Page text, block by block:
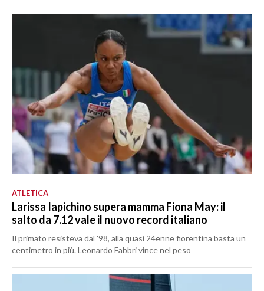
ATLETICA
Larissa Iapichino supera mamma Fiona May: il
salto da 7.12 vale il nuovo record italiano
Il primato resisteva dal '98, alla quasi 24enne fiorentina basta un
centimetro in più. Leonardo Fabbri vince nel peso